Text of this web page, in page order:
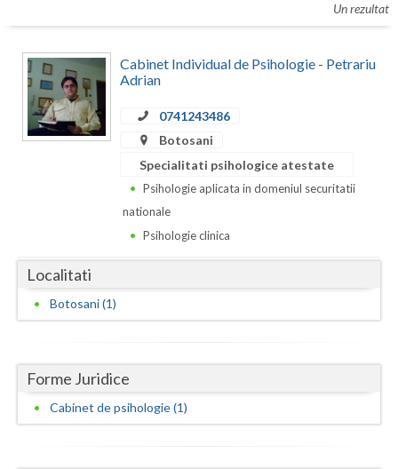
Cluj
Constanta
Covasna
Giurgiu
Gorj
Hunedoara
Ialomita
Un rezultat
Cabinet Individual de Psihologie - Petrariu
Adrian
0741243486
Botosani
Specialitati psihologice atestate
Psihologie aplicata in domeniul securitatii
nationale
Psihologie clinica
Localitati
Botosani (1)
Forme Juridice
Cabinet de psihologie (1)